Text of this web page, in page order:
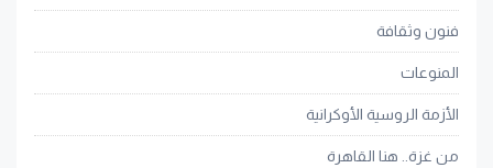
فنون وثقافة
المنوعات
الأزمة الروسية الأوكرانية
من غزة.. هنا القاهرة